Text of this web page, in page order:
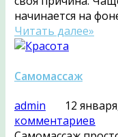
начинается на
Читать далее»
Самомассаж
admin
12
комментариев